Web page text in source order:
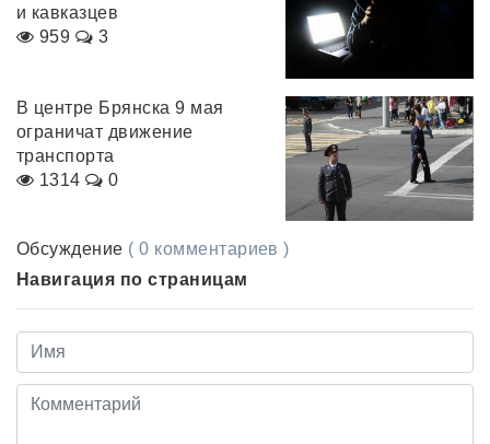
и кавказцев
959
3
В центре Брянска 9 мая
ограничат движение
транспорта
1314
0
Обсуждение ( 0 комментариев )
Навигация по страницам